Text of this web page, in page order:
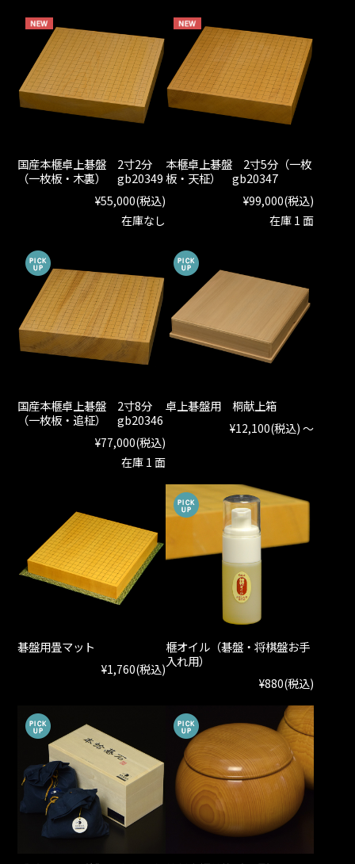
国産本榧卓上碁盤 2寸2分
（一枚板・木裏） gb20349
¥55,000(税込)
在庫なし
本榧卓上碁盤 2寸5分（一枚
板・天柾） gb20347
¥99,000(税込)
在庫 1 面
国産本榧卓上碁盤 2寸8分
（一枚板・追柾） gb20346
¥77,000(税込)
在庫 1 面
卓上碁盤用 桐献上箱
¥12,100(税込) ～
碁盤用畳マット
¥1,760(税込)
榧オイル（碁盤・将棋盤お手
入れ用）
¥880(税込)